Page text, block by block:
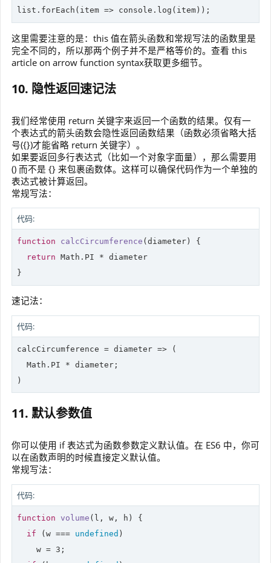
list.forEach( item => console .log(item));
这里需要注意的是：this 值在箭头函数和常规写法的函数里是
完全不同的，所以那两个例子并不是严格等价的。查看 this
article on arrow function syntax获取更多细节。
10. 隐性返回速记法
我们经常使用 return 关键字来返回一个函数的结果。仅有一
个表达式的箭头函数会隐性返回函数结果（函数必须省略大括
号({})才能省略 return 关键字）。
如果要返回多行表达式（比如一个对象字面量），那么需要用
() 而不是 {} 来包裹函数体。这样可以确保代码作为一个单独的
表达式被计算返回。
常规写法：
代码:
function calcCircumference ( diameter ) {
return Math .PI * diameter
}
速记法：
代码:
calcCircumference = diameter => (
Math .PI * diameter;
)
11. 默认参数值
你可以使用 if 表达式为函数参数定义默认值。在 ES6 中，你可
以在函数声明的时候直接定义默认值。
常规写法：
代码:
function volume ( l, w, h ) {
if (w === undefined )
    w =
3 ;